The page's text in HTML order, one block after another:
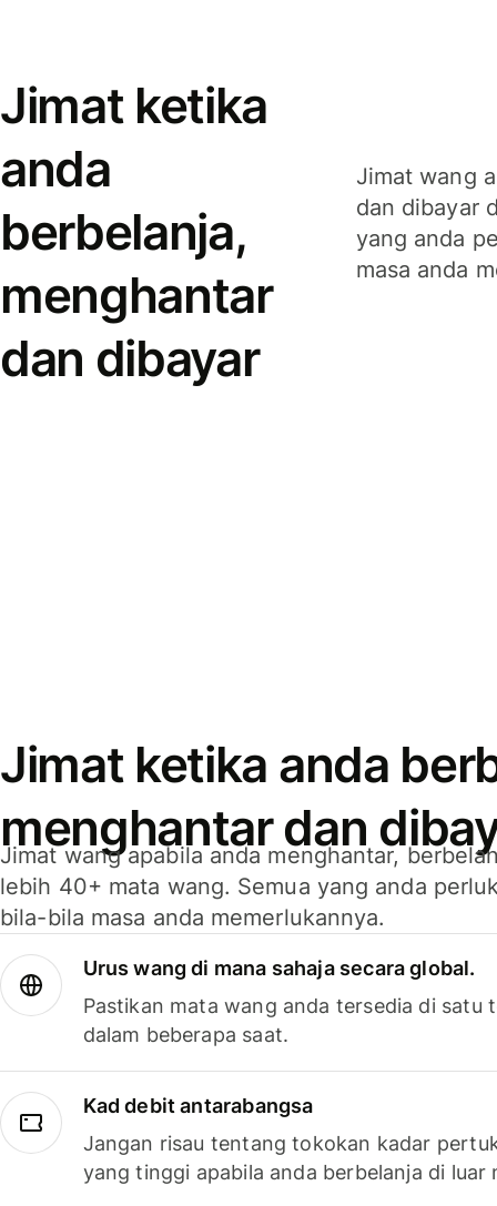
Jimat ketika
anda
berbelanja,
menghantar
dan dibayar
Jimat wang
dan dibayar
yang anda
masa anda
Jimat ketika anda
menghantar dan
Jimat wang apabila anda menghantar,
lebih 40+ mata wang. Semua yang anda
bila-bila masa anda memerlukannya.
Urus wang di mana sahaja secara global.
Pastikan mata wang anda tersedia di satu
dalam beberapa saat.
Kad debit antarabangsa
Jangan risau tentang tokokan kadar
yang tinggi apabila anda berbelanja di luar